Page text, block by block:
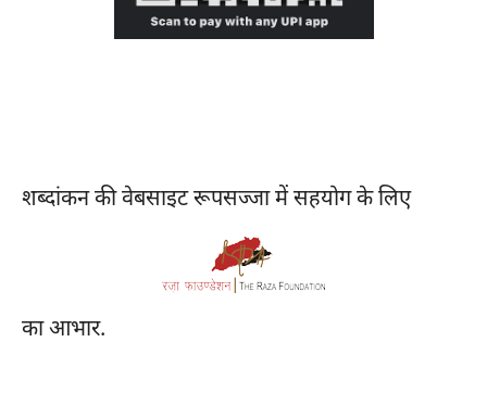
शब्दांकन की वेबसाइट रूपसज्जा में सहयोग के लिए
का आभार.